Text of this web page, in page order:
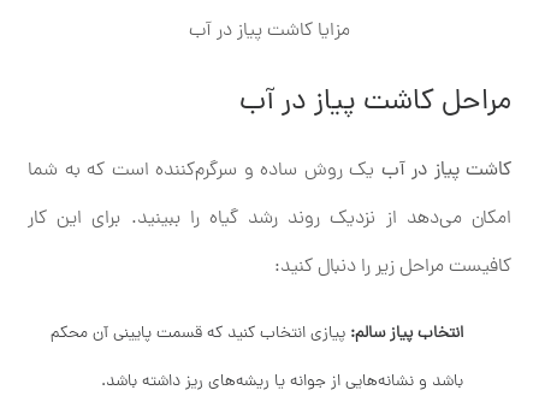
مزایا کاشت پیاز در آب
مراحل کاشت پیاز در آب
کاشت پیاز در آب یک روش ساده و سرگرم‌کننده است که به شما
امکان می‌دهد از نزدیک روند رشد گیاه را ببینید. برای این کار
کافیست مراحل زیر را دنبال کنید:
انتخاب پیاز سالم: پیازی انتخاب کنید که قسمت پایینی آن محکم
باشد و نشانه‌هایی از جوانه یا ریشه‌های ریز داشته باشد.